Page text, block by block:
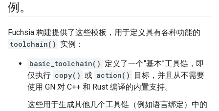
例。
Fuchsia 构建提供了这些模板，用于定义具有各种功能的
toolchain() 实例：
basic_toolchain() 定义了一个“基本”工具链，即
仅执行 copy() 或 action()
目标，并且从不需要
使用 GN 对 C++ 和 Rust 编译的内置支持。
这些用于生成其他几个工具链（例如语言绑定）中的